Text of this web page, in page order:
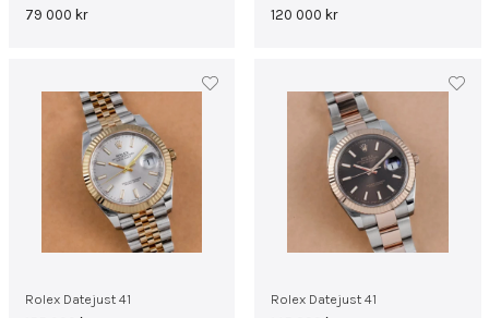
79 000 kr
120 000 kr
Rolex Datejust 41
Rolex Datejust 41